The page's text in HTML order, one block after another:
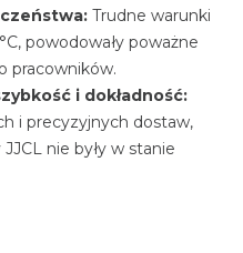
Trudne warunki
powodowały poważne
pracowników.
i dokładność:
i precyzyjnych dostaw,
nie były w stanie